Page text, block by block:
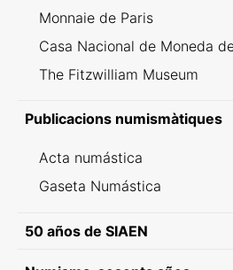
Monnaie de Paris
Casa Nacional de Moneda
The Fitzwilliam Museum
Publicacions numismàtiques
Acta numástica
Gaseta Numástica
50 años de SIAEN